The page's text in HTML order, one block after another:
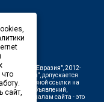
ООО "ТРК "Евразия", 2012-
"Ntsk.ru", допускается
активной ссылки на
объявлений,
к материалам сайта - это
сайт,